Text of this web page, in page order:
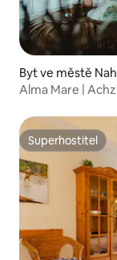
Byt ve městě
Alma Mare |
Superhostitel
Superhostitel